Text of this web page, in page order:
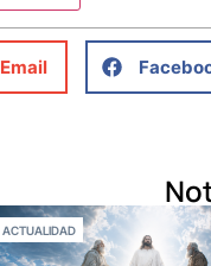
Email
ACTUALIDAD